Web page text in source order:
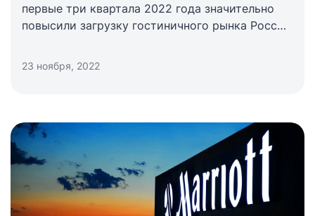
первые три квартала 2022 года значительно
повысили загрузку гостиничного рынка России
допандемийный уровень заполняемости еще не
достигнут.
23 ноября, 2022